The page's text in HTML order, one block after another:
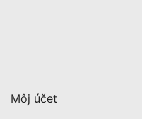
Môj účet